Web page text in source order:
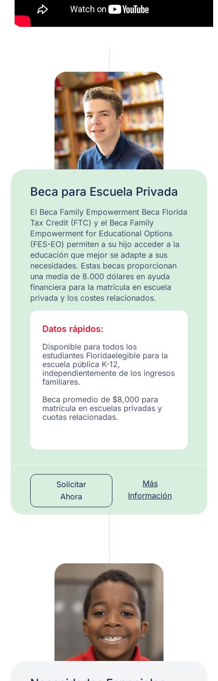
Beca para Escuela Privada
El Beca Family Empowerment Beca Florida
Tax Credit (FTC) y el Beca Family
Empowerment for Educational Options
(FES-EO) permiten a su hijo acceder a la
educación que mejor se adapte a sus
necesidades. Estas becas proporcionan
una media de 8.000 dólares en ayuda
financiera para la matrícula en escuela
privada y los costes relacionados.
Datos rápidos:
Disponible para todos los
estudiantes Floridaelegible para la
escuela pública K-12,
independientemente de los ingresos
familiares.
Beca promedio de $8,000 para
matrícula en escuelas privadas y
cuotas relacionadas.
Solicitar
Ahora
Más
Información